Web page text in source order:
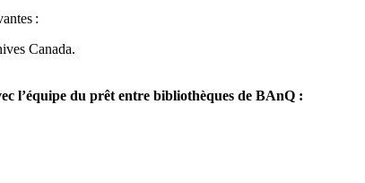
:
Canada.
l’équipe du prêt entre bibliothèques de BAnQ :